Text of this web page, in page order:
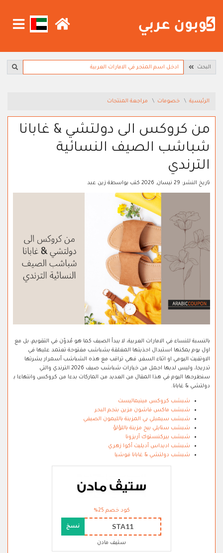
البحث
الرئيسية خصومات مراجعة المنتجات
من كروكس الى دولتشي & غابانا
شباشب الصيف النسائية
الترندي
تاريخ النشر: 29 نيسان, 2026 كتب بواسطة زين عبد
بالنسبة للنساء في الامارات العربية، لا يبدأ الصيف كما هو مُدوّن في التقويم، بل مع
اول يوم يمكنها استبدال احذيتها المغلقة بشباشب مفتوحة تعتمد عليها في
الاوتفيت اليومي او اثناء السفر، فهي تراقب مع هذه الشباشب أسمرار بشرتها
تدريجا، وليس لديها اجمل من خيارات شباشب صيف 2026 الترندي والتي
سنطرحها اليوم في هذا المقال من العديد من الماركات بدءا من كروكس وانتهاءا بـ
دولتشي & غابانا.
شبشب كروكس مينيماليست
شبشب ماكس فاشون مزين بنجم البحر
شبشب سيمبلي بي المزينة بالليمون الصيفي
شبشب ستايلي بيج مزينة باللؤلؤ
شبشب بيركنستوك أريزونا
شبشب اديداس أديليت أكوا زهري
شبشب دولتشي & غابانا فوشيا
كود خصم 25%
STA11 نسخ
ستيف مادن